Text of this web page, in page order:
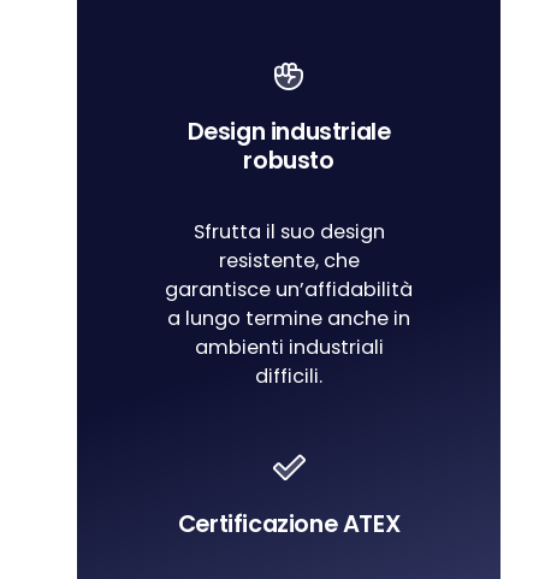
Design industriale
robusto
Sfrutta il suo design
resistente, che
garantisce un’affidabilità
a lungo termine anche in
ambienti industriali
difficili.
Certificazione ATEX